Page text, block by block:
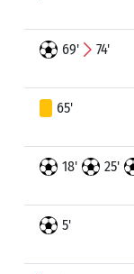
69' 74'
65'
18' 25'
5'